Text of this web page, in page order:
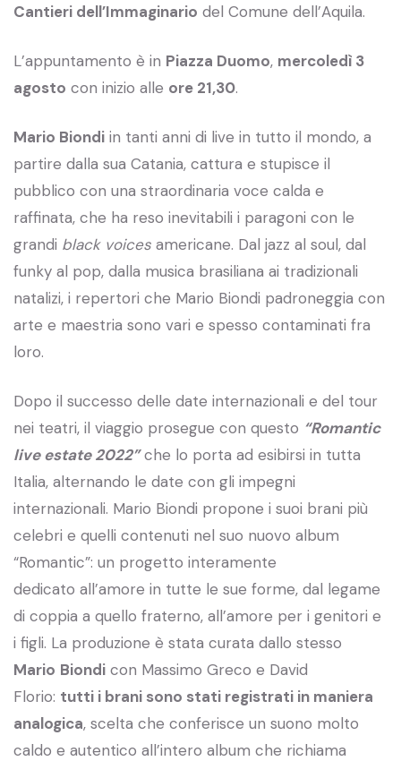
Cantieri dell’Immaginario del Comune dell’Aquila.
L’appuntamento è in Piazza Duomo, mercoledì 3
agosto con inizio alle ore 21,30.
Mario Biondi in tanti anni di live in tutto il mondo, a
partire dalla sua Catania, cattura e stupisce il
pubblico con una straordinaria voce calda e
raffinata, che ha reso inevitabili i paragoni con le
grandi black voices americane. Dal jazz al soul, dal
funky al pop, dalla musica brasiliana ai tradizionali
natalizi, i repertori che Mario Biondi padroneggia con
arte e maestria sono vari e spesso contaminati fra
loro.
Dopo il successo delle date internazionali e del tour
nei teatri, il viaggio prosegue con questo “Romantic
live estate 2022”che lo porta ad esibirsi in tutta
Italia, alternando le date con gli impegni
internazionali. Mario Biondi propone i suoi brani più
celebri e quelli contenuti nel suo nuovo album
“Romantic”: un progetto interamente
dedicato all’amore in tutte le sue forme, dal legame
di coppia a quello fraterno, all’amore per i genitori e
i figli. La produzione è stata curata dallo stesso
Mario Biondi con Massimo Greco e David
Florio: tutti i brani sono stati registrati in maniera
analogica, scelta che conferisce un suono molto
caldo e autentico all’intero album che richiama